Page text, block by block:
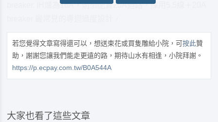
breaker. IH爐為16A，則須配置20A迴路，採用5.5線＋20A
若您覺得文章寫得還可以，想送束花或買隻雕給小院，可按此贊
助，謝謝您讓我們能走更遠的路，期待山水有相逢，小院拜謝。
https://p.ecpay.com.tw/B0A544A
大家也看了這些文章